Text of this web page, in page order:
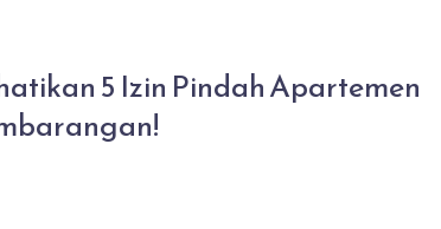
5 Izin Pindah Apartemen